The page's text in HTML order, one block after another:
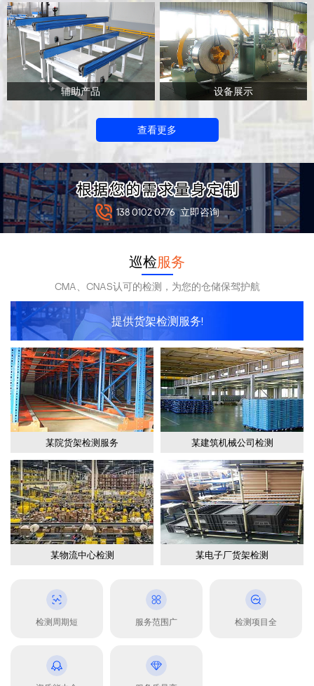
辅助产品 设备展示
查看更多
138 0102 0776 立即咨询
巡检服务
CMA、CNAS认可的检测，为您的仓储保驾护航
提供货架检测服务!
某院货架检测服务 某建筑机械公司检测
某物流中心检测 某电子厂货架检测
检测周期短 服务范围广 检测项目全